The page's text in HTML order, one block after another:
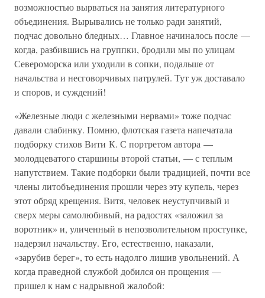
возможностью вырваться на занятия литературного
объединения. Вырывались не только ради занятий,
подчас довольно бледных… Главное начиналось после —
когда, разбившись на группки, бродили мы по улицам
Североморска или уходили в сопки, подальше от
начальства и несговорчивых патрулей. Тут уж доставало
и споров, и суждений!
«Железные люди с железными нервами» тоже подчас
давали слабинку. Помню, флотская газета напечатала
подборку стихов Вити К. С портретом автора —
молодцеватого старшины второй статьи, — с теплым
напутствием. Такие подборки были традицией, почти все
члены литобъединения прошли через эту купель, через
этот обряд крещения. Витя, человек неуступчивый и
сверх меры самолюбивый, на радостях «заложил за
воротник» и, уличенный в непозволительном проступке,
надерзил начальству. Его, естественно, наказали,
«зарубив берег», то есть надолго лишив увольнений. А
когда праведной службой добился он прощения —
пришел к нам с надрывной жалобой: